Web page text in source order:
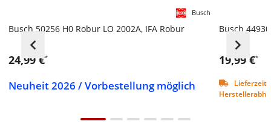
Busch 50256 H0 Robur LO 2002A, IFA Robur
24,99 €*
Neuheit 2026 / Vorbestellung möglich
Busch
Busch
19,99 €*
Lieferzeit